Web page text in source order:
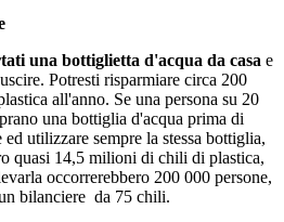
una bottiglietta d'acqua da casa e
Potresti risparmiare circa 200
all'anno. Se una persona su 20
una bottiglia d'acqua prima di
utilizzare sempre la stessa bottiglia,
quasi 14,5 milioni di chili di plastica,
occorrerebbero 200 000 persone,
bilanciere da 75 chili.